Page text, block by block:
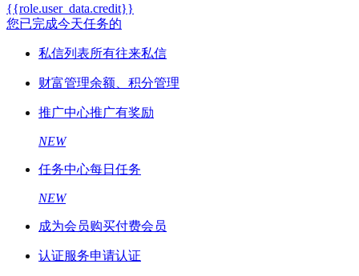
{{role.user_data.credit}}
您已完成今天任务的
私信列表所有往来私信
财富管理余额、积分管理
推广中心推广有奖励
NEW
任务中心每日任务
NEW
成为会员购买付费会员
认证服务申请认证